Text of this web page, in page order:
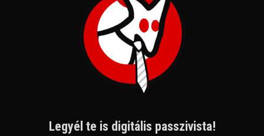
Legyél te is digitális passzivista!